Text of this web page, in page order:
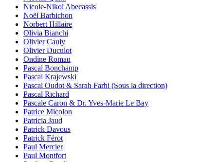
Nicole-Nikol Abecassis
Noël Barbichon
Norbert Hillaire
Olivia Bianchi
Olivier Cauly
Olivier Duculot
Ondine Roman
Pascal Bonchamp
Pascal Krajewski
Pascal Oudot & Sarah Farhi (Sous la direction)
Pascal Richard
Pascale Caron & Dr. Yves-Marie Le Bay
Patrice Micolon
Patricia Jaud
Patrick Davous
Patrick Férot
Paul Mercier
Paul Montfort